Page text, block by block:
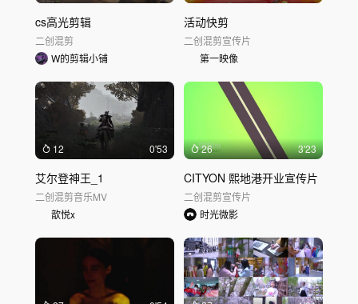
cs高光剪辑
二创混剪
W的剪辑小铺
活动快剪
二创混剪宣传片
第一映像
12 0'53
艾尔登神王_1
二创混剪音乐MV
歆悦x
26 3'23
CITYON 熙地港开业宣传片
二创混剪宣传片
时光微影